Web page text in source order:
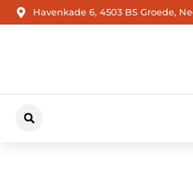
Havenkade 6, 4503 BS Groede,